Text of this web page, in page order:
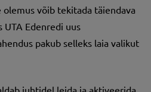
võib tekitada täiendava
UTA Edenredi uus
pakub selleks laia valikut
juhtidel leida ja aktiveerida